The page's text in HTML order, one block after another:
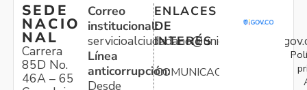
SEDE
NACIO
NAL
Carrera
85D No.
46A – 65
Correo
institucional:
Línea
anticorrupción:
Desde
ENLACES
DE
INTERÉS
COMUNICACIONES